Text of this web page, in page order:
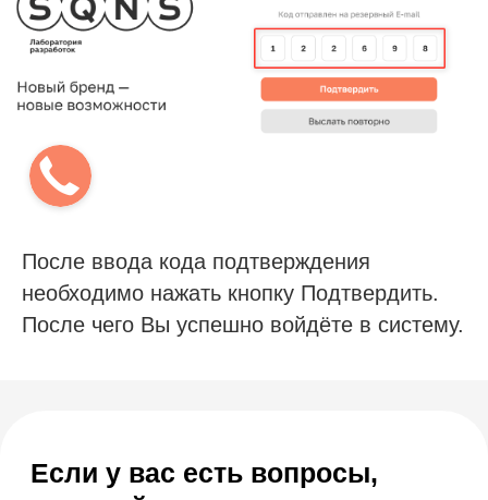
После ввода кода подтверждения
необходимо нажать кнопку Подтвердить.
После чего Вы успешно войдёте в систему.